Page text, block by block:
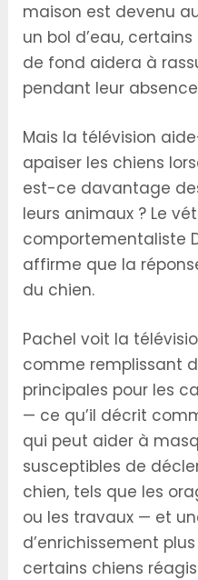
maison est devenu
un bol d’eau,
de fond aidera à
pendant leur
Mais la télévision
apaiser les chiens
est-ce davantage
leurs animaux ? Le
comportementaliste
affirme que la
du chien.
Pachel voit la
comme remplissant
principales pour les
— ce qu’il décrit
qui peut aider à
susceptibles de
chien, tels que les
ou les travaux — et
d’enrichissement
certains chiens